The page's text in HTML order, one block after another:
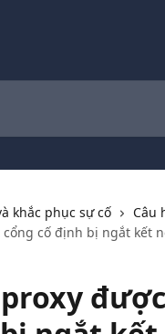
khắc phục sự cố
Câu
cố định bị ngắt kết